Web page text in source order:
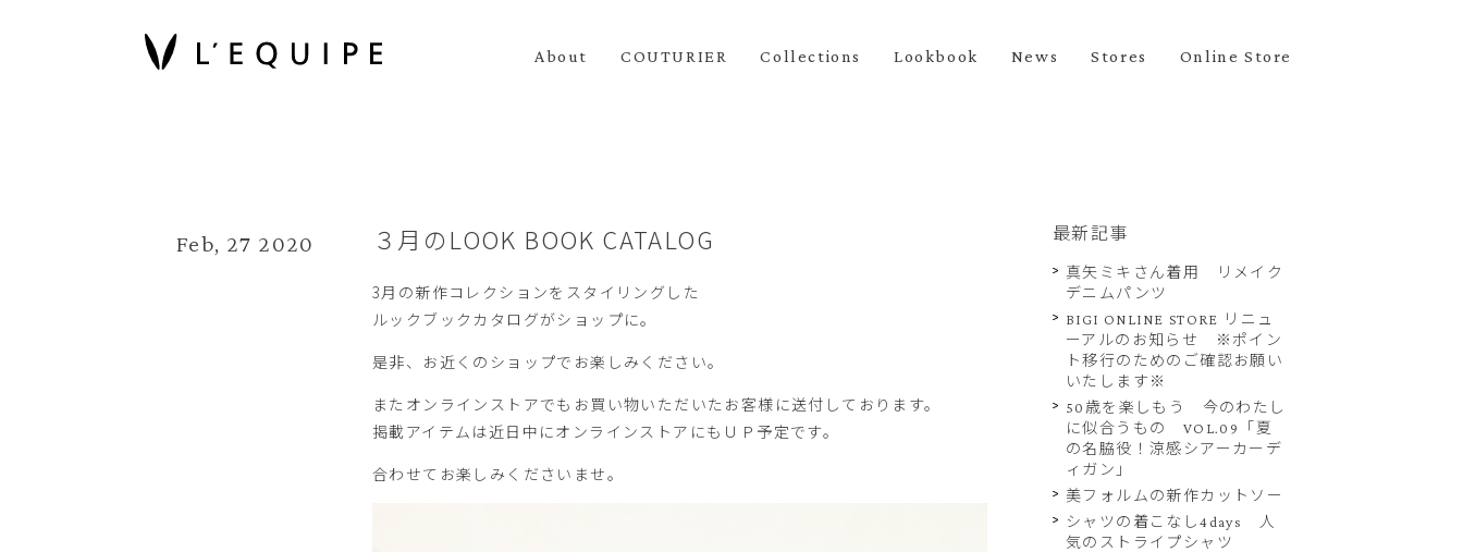
About COUTURIER Collections Lookbook News Stores Online Store
Feb, 27 2020 ３月のLOOK BOOK CATALOG
3月の新作コレクションをスタイリングした
ルックブックカタログがショップに。
是非、お近くのショップでお楽しみください。
またオンラインストアでもお買い物いただいたお客様に送付しております。
掲載アイテムは近日中にオンラインストアにもＵＰ予定です。
合わせてお楽しみくださいませ。
最新記事
真矢ミキさん着用 リメイク
デニムパンツ
BIGI ONLINE STORE リニュ
ーアルのお知らせ ※ポイン
ト移行のためのご確認お願い
いたします※
50歳を楽しもう 今のわたし
に似合うもの VOL.09「夏
の名脇役！涼感シアーカーデ
ィガン」
美フォルムの新作カットソー
シャツの着こなし4days 人
気のストライプシャツ